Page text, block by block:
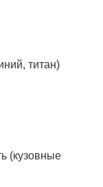
титан)
(кузовные